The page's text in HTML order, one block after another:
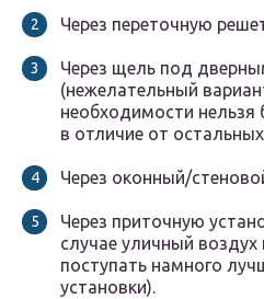
Через переточную
Через щель под
(нежелательный
необходимости нельзя
в отличие от
Через оконный/
Через приточную
случае уличный воздух
поступать намного
установки).